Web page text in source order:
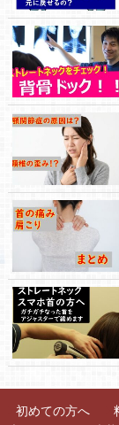
初めての方へ